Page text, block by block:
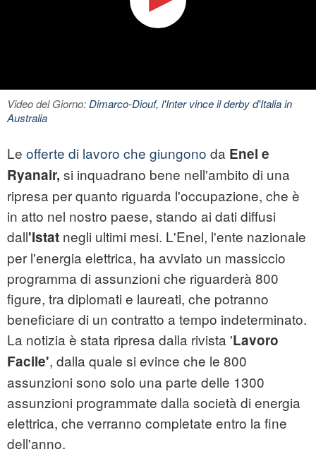
Video del Giorno:Dimarco-Diouf, l'Inter vince il derby d'Italia in
Australia
Le offerte di lavoro che giungono da Enel e
Ryanair, si inquadrano bene nell'ambito di una
ripresa per quanto riguarda l'occupazione, che è
in atto nel nostro paese, stando ai dati diffusi
dall'Istat negli ultimi mesi. L'Enel, l'ente nazionale
per l'energia elettrica, ha avviato un massiccio
programma di assunzioni che riguarderà 800
figure, tra diplomati e laureati, che potranno
beneficiare di un contratto a tempo indeterminato.
La notizia è stata ripresa dalla rivista 'Lavoro
Facile', dalla quale si evince che le 800
assunzioni sono solo una parte delle 1300
assunzioni programmate dalla società di energia
elettrica, che verranno completate entro la fine
dell'anno.